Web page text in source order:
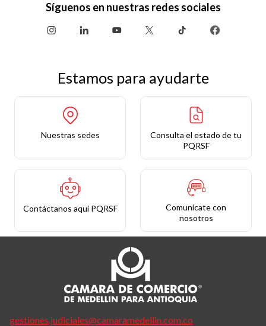
Síguenos en nuestras redes sociales
Estamos para ayudarte
Nuestras sedes
Consulta el estado de tu
PQRSF
Contáctanos aquí PQRSF
Comunícate con
nosotros
gestiones.judiciales@camaramedellin.com.co